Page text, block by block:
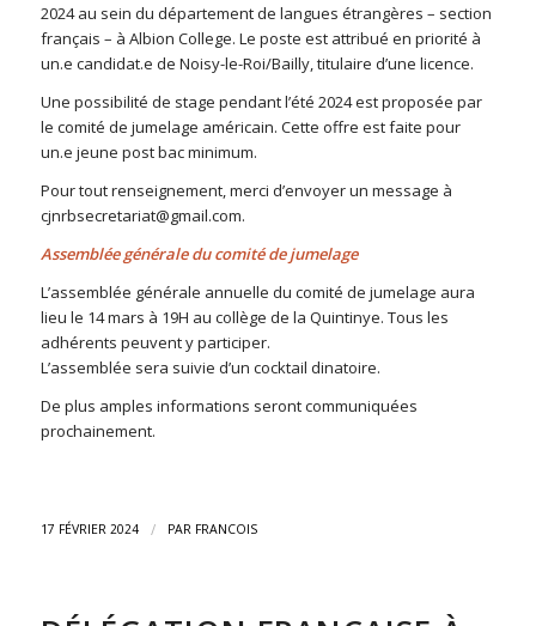
2024 au sein du département de langues étrangères – section
français – à Albion College. Le poste est attribué en priorité à
un.e candidat.e de Noisy-le-Roi/Bailly, titulaire d’une licence.
Une possibilité de stage pendant l’été 2024 est proposée par
le comité de jumelage américain. Cette offre est faite pour
un.e jeune post bac minimum.
Pour tout renseignement, merci d’envoyer un message à
cjnrbsecretariat@gmail.com.
Assemblée générale du comité de jumelage
L’assemblée générale annuelle du comité de jumelage aura
lieu le 14 mars à 19H au collège de la Quintinye. Tous les
adhérents peuvent y participer.
L’assemblée sera suivie d’un cocktail dinatoire.
De plus amples informations seront communiquées
prochainement.
17 FÉVRIER 2024 / PAR FRANCOIS